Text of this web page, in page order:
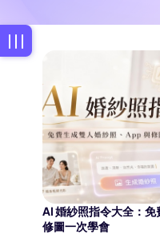
AI 婚紗照指令大全：
修圖一次學會